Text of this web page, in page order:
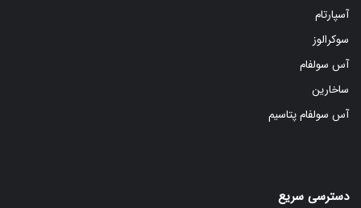
آسپارتام
سوکرالوز
آس سولفام
ساخارین
آس سولفام پتاسیم
دسترسی سریع